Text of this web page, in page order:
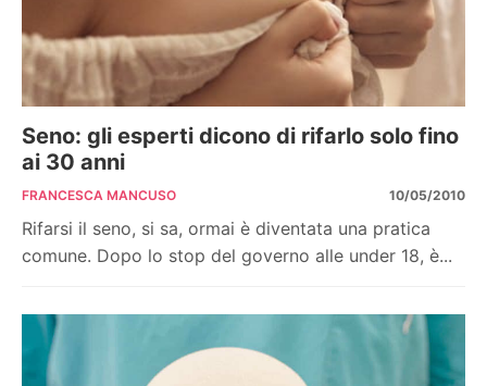
Seno: gli esperti dicono di rifarlo solo fino
ai 30 anni
FRANCESCA MANCUSO 10/05/2010
Rifarsi il seno, si sa, ormai è diventata una pratica
comune. Dopo lo stop del governo alle under 18, è...